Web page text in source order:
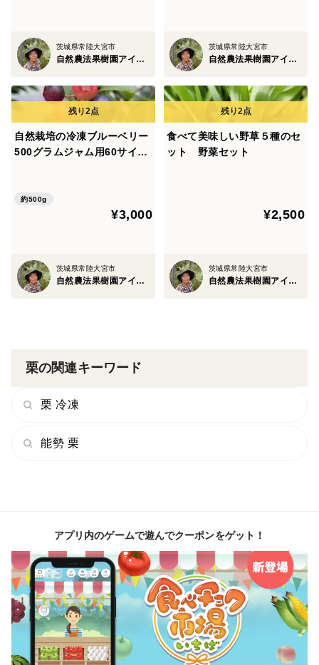
茨城県常陸大宮市
自然農法果樹園アイアイファーム
茨城県常陸大宮市
自然農法果樹園アイアイファーム
自然栽培の冷凍ブルーベリー
500グラムジャム用60サイズ
約500g
¥3,000
茨城県常陸大宮市
自然農法果樹園アイアイファーム
食べて美味しい野草５種のセ
ット 野菜セット
¥2,500
茨城県常陸大宮市
自然農法果樹園アイアイファーム
栗の関連キーワード
栗 冷凍
能勢 栗
アプリ内のゲームで遊んでクーポンをゲット！